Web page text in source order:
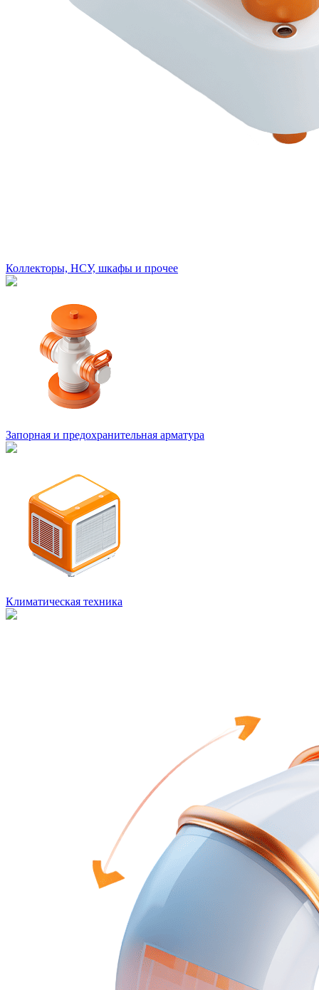
Коллекторы, НСУ, шкафы и прочее
Запорная и предохранительная арматура
Климатическая техника